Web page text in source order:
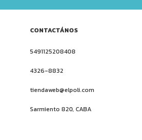
CONTACTÁNOS
5491125208408
4326-8832
tiendaweb@elpoli.com
Sarmiento 820, CABA